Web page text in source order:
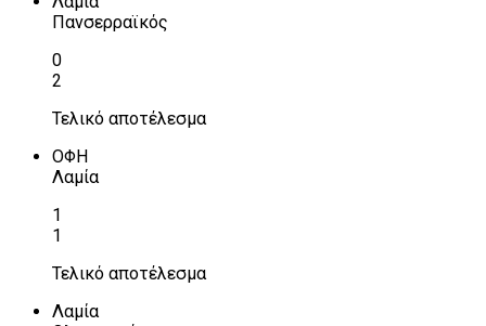
Πανσερραϊκός
0
2
Τελικό αποτέλεσμα
ΟΦΗ
Λαμία
1
1
Τελικό αποτέλεσμα
Λαμία